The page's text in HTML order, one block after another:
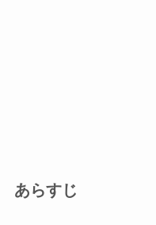
あらすじ